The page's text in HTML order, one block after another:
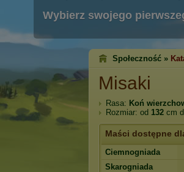
Wybierz swojego
Społeczność »
Misaki
Rasa: Koń
Rozmiar: od 132 cm
Maści dostępne
Ciemnogniada
Skarogniada